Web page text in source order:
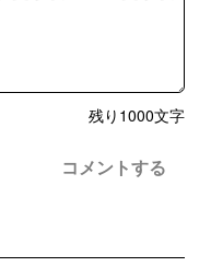
残り 1000文字
コメントする